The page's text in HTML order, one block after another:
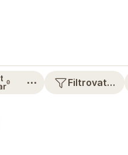
0 ⋯ Filtrovat…